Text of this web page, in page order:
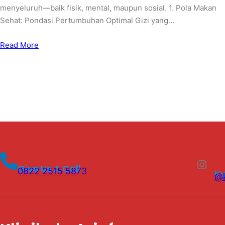
menyeluruh—baik fisik, mental, maupun sosial. 1. Pola Makan
Sehat: Pondasi Pertumbuhan Optimal Gizi yang…
Read More
Give Us A Call
0822 2515 5873 Instagram